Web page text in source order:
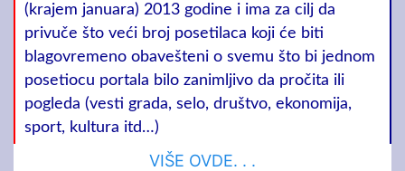
(krajem januara) 2013 godine i ima za cilj da
privuče što veći broj posetilaca koji će biti
blagovremeno obavešteni o svemu što bi jednom
posetiocu portala bilo zanimljivo da pročita ili
pogleda (vesti grada, selo, društvo, ekonomija,
sport, kultura itd…)
VIŠE OVDE. . .